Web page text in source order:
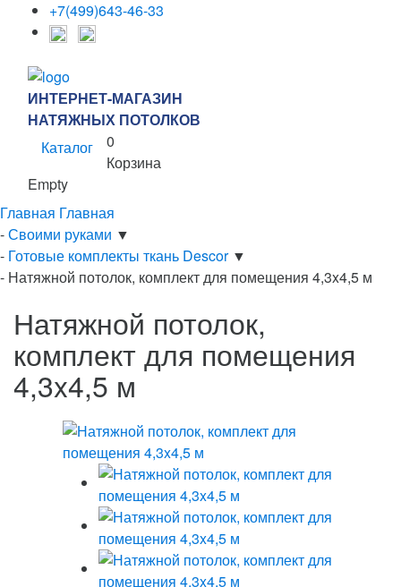
+7(499)643-46-33
ИНТЕРНЕТ-МАГАЗИН
НАТЯЖНЫХ ПОТОЛКОВ
Каталог
0
Корзина
Empty
Главная Главная
-Своими руками ▼
- Готовые комплекты ткань Descor ▼
- Натяжной потолок, комплект для помещения 4,3x4,5 м
Натяжной потолок,
комплект для помещения
4,3x4,5 м